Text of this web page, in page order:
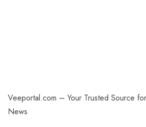
Veeportal.com – Your Trusted Source
News